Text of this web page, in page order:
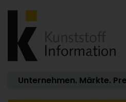
Unternehmen. Märkte.